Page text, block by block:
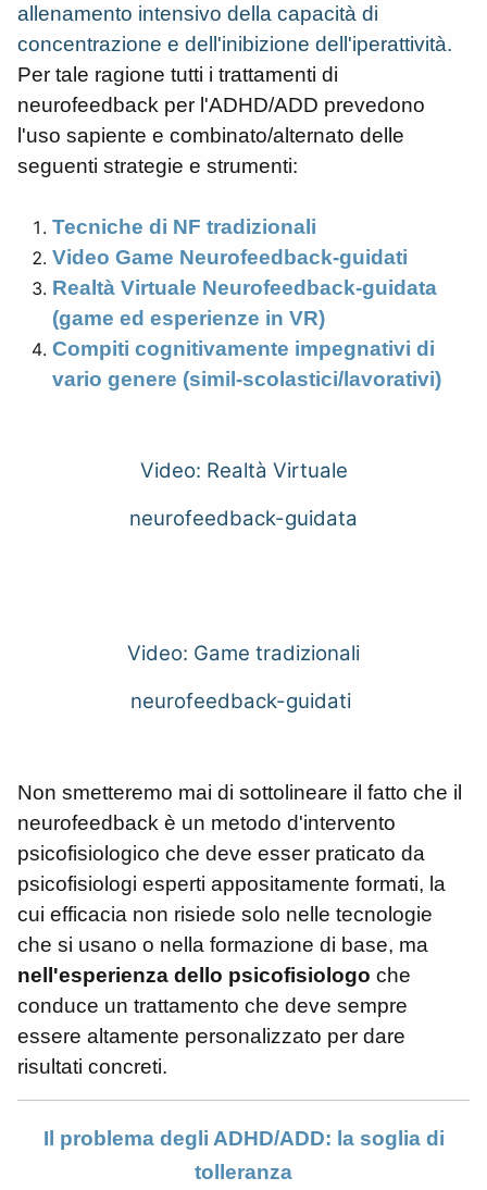
allenamento intensivo della capacità di
concentrazione e dell'inibizione dell'iperattività.
Per tale ragione tutti i trattamenti di
neurofeedback per l'ADHD/ADD prevedono
l'uso sapiente e combinato/alternato delle
seguenti strategie e strumenti:
Tecniche di NF tradizionali
Video Game Neurofeedback-guidati
Realtà Virtuale Neurofeedback-guidata
(game ed esperienze in VR)
Compiti cognitivamente impegnativi di
vario genere (simil-scolastici/lavorativi)
Video: Realtà Virtuale
neurofeedback-guidata
Video: Game tradizionali
neurofeedback-guidati
Non smetteremo mai di sottolineare il fatto che il
neurofeedback è un metodo d'intervento
psicofisiologico che deve esser praticato da
psicofisiologi esperti appositamente formati, la
cui efficacia non risiede solo nelle tecnologie
che si usano o nella formazione di base, ma
nell'esperienza dello psicofisiologo che
conduce un trattamento che deve sempre
essere altamente personalizzato per dare
risultati concreti.
Il problema degli ADHD/ADD: la soglia di
tolleranza